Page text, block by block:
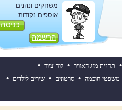
משחקים ונהנים
אוספים נקודות
כניסה
הרשמה
• תחזית מזג האוויר • לוח ציור •
משפטי חוכמה • סרטונים • שירים לילדים •